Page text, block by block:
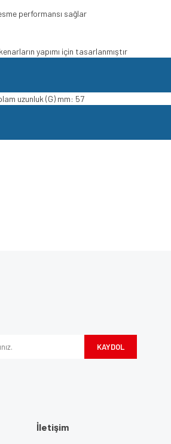
performansı sağlar
yapımı için tasarlanmıştır
uzunluk (G) mm: 57
KAYDOL
İletişim